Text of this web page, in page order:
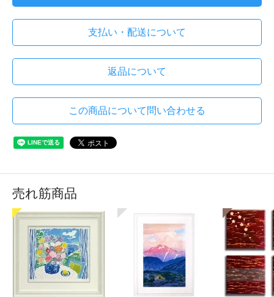
支払い・配送について
返品について
この商品について問い合わせる
売れ筋商品